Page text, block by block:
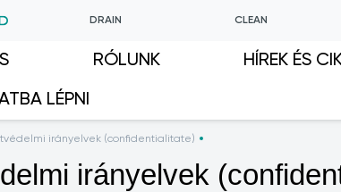
DRAIN CLEAN
RÓLUNK HÍREK ÉS
LÉPNI
irányelvek (confidentialitate)
irányelvek